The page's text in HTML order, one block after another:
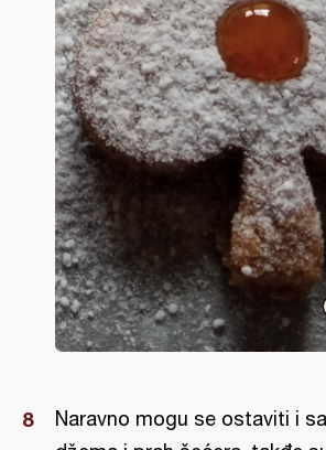
Naravno mogu se ostaviti i